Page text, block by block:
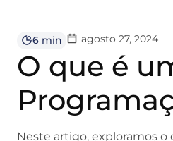
6 min agosto 27, 2024
O que é
Neste artigo, exploramos o